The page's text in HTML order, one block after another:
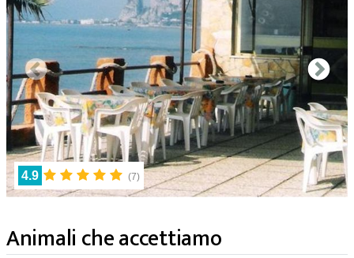
4.9 (7)
Animali che accettiamo